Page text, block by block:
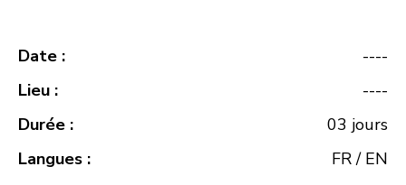
Date :
----
Lieu :
----
Durée :
03 jours
Langues :
FR / EN